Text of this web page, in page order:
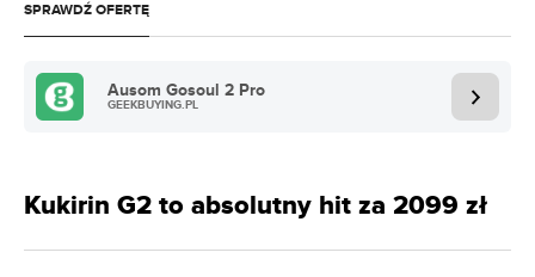
SPRAWDŹ OFERTĘ
Ausom Gosoul 2 Pro
GEEKBUYING.PL
Kukirin G2 to absolutny hit za 2099 zł